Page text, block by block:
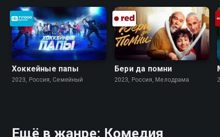
Хоккейные папы
2023, Россия, Cемейный
Бери да помни
2023, Россия, Мелодрама
Ещё в жанре: Комедия